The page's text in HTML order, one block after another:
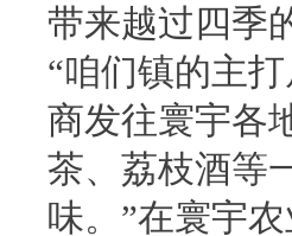
带来越过四季
“咱们镇的主
商发往寰宇各
茶、荔枝酒等
味。”在寰宇